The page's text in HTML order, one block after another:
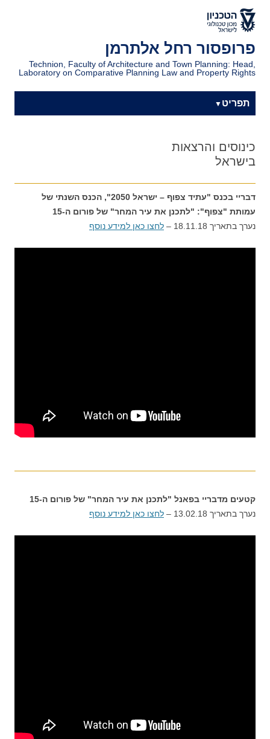
לאתר הטכניון
פרופסור רחל אלתרמן
Technion, Faculty of Architecture and Town Planning: Head,
Laboratory on Comparative Planning Law and Property Rights
תפריט
כינוסים והרצאות
בישראל
דבריי בכנס "עתיד צפוף – ישראל 2050", הכנס השנתי של
עמותת "צפוף": "לתכנן את עיר המחר" של פורום ה-15
נערך בתאריך 18.11.18 –
לחצו כאן למידע נוסף
קטעים מדבריי בפאנל "לתכנן את עיר המחר" של פורום ה-15
נערך בתאריך 13.02.18 –
לחצו כאן למידע נוסף